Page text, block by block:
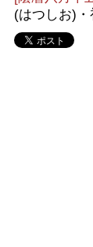
(はつしお)